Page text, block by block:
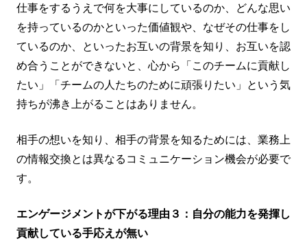
仕事をするうえで何を大事にしているのか、どんな思い
を持っているのかといった価値観や、なぜその仕事をし
ているのか、といったお互いの背景を知り、お互いを認
め合うことができないと、心から「このチームに貢献し
たい」「チームの人たちのために頑張りたい」という気
持ちが沸き上がることはありません。
相手の想いを知り、相手の背景を知るためには、業務上
の情報交換とは異なるコミュニケーション機会が必要で
す。
エンゲージメントが下がる理由３：自分の能力を発揮し
貢献している手応えが無い